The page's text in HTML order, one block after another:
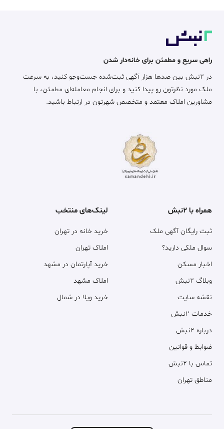
راهی سریع و مطمئن برای خانه‌دار شدن
در ۲نبش بین صدها هزار آگهی ثبت‌شده جست‌وجو کنید، به سرعت
ملک مورد نظرتون رو پیدا کنید و برای انجام معامله‌ای مطمئن، با
مشاورین املاک معتمد و متخصص شهرتون در ارتباط باشید.
همراه با ۲نبش
ثبت رایگان آگهی ملک
سوال ملکی دارید؟
اخبار مسکن
وبلاگ ۲نبش
نقشه سایت
خدمات ۲نبش
درباره ۲نبش
ضوابط و قوانین
تماس با ۲نبش
مناطق تهران
لینک‌های منتخب
خرید خانه در تهران
املاک تهران
خرید آپارتمان در مشهد
املاک مشهد
خرید ویلا در شمال